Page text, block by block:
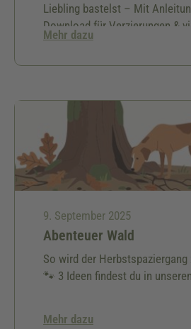
Liebling bastelst – Mit
Download für Verzierungen &
Geschenkideen.🎅🏻
Mehr dazu
9. September 2025
Abenteuer Wald
So wird der
🐾 3 Ideen findest du in
Mehr dazu